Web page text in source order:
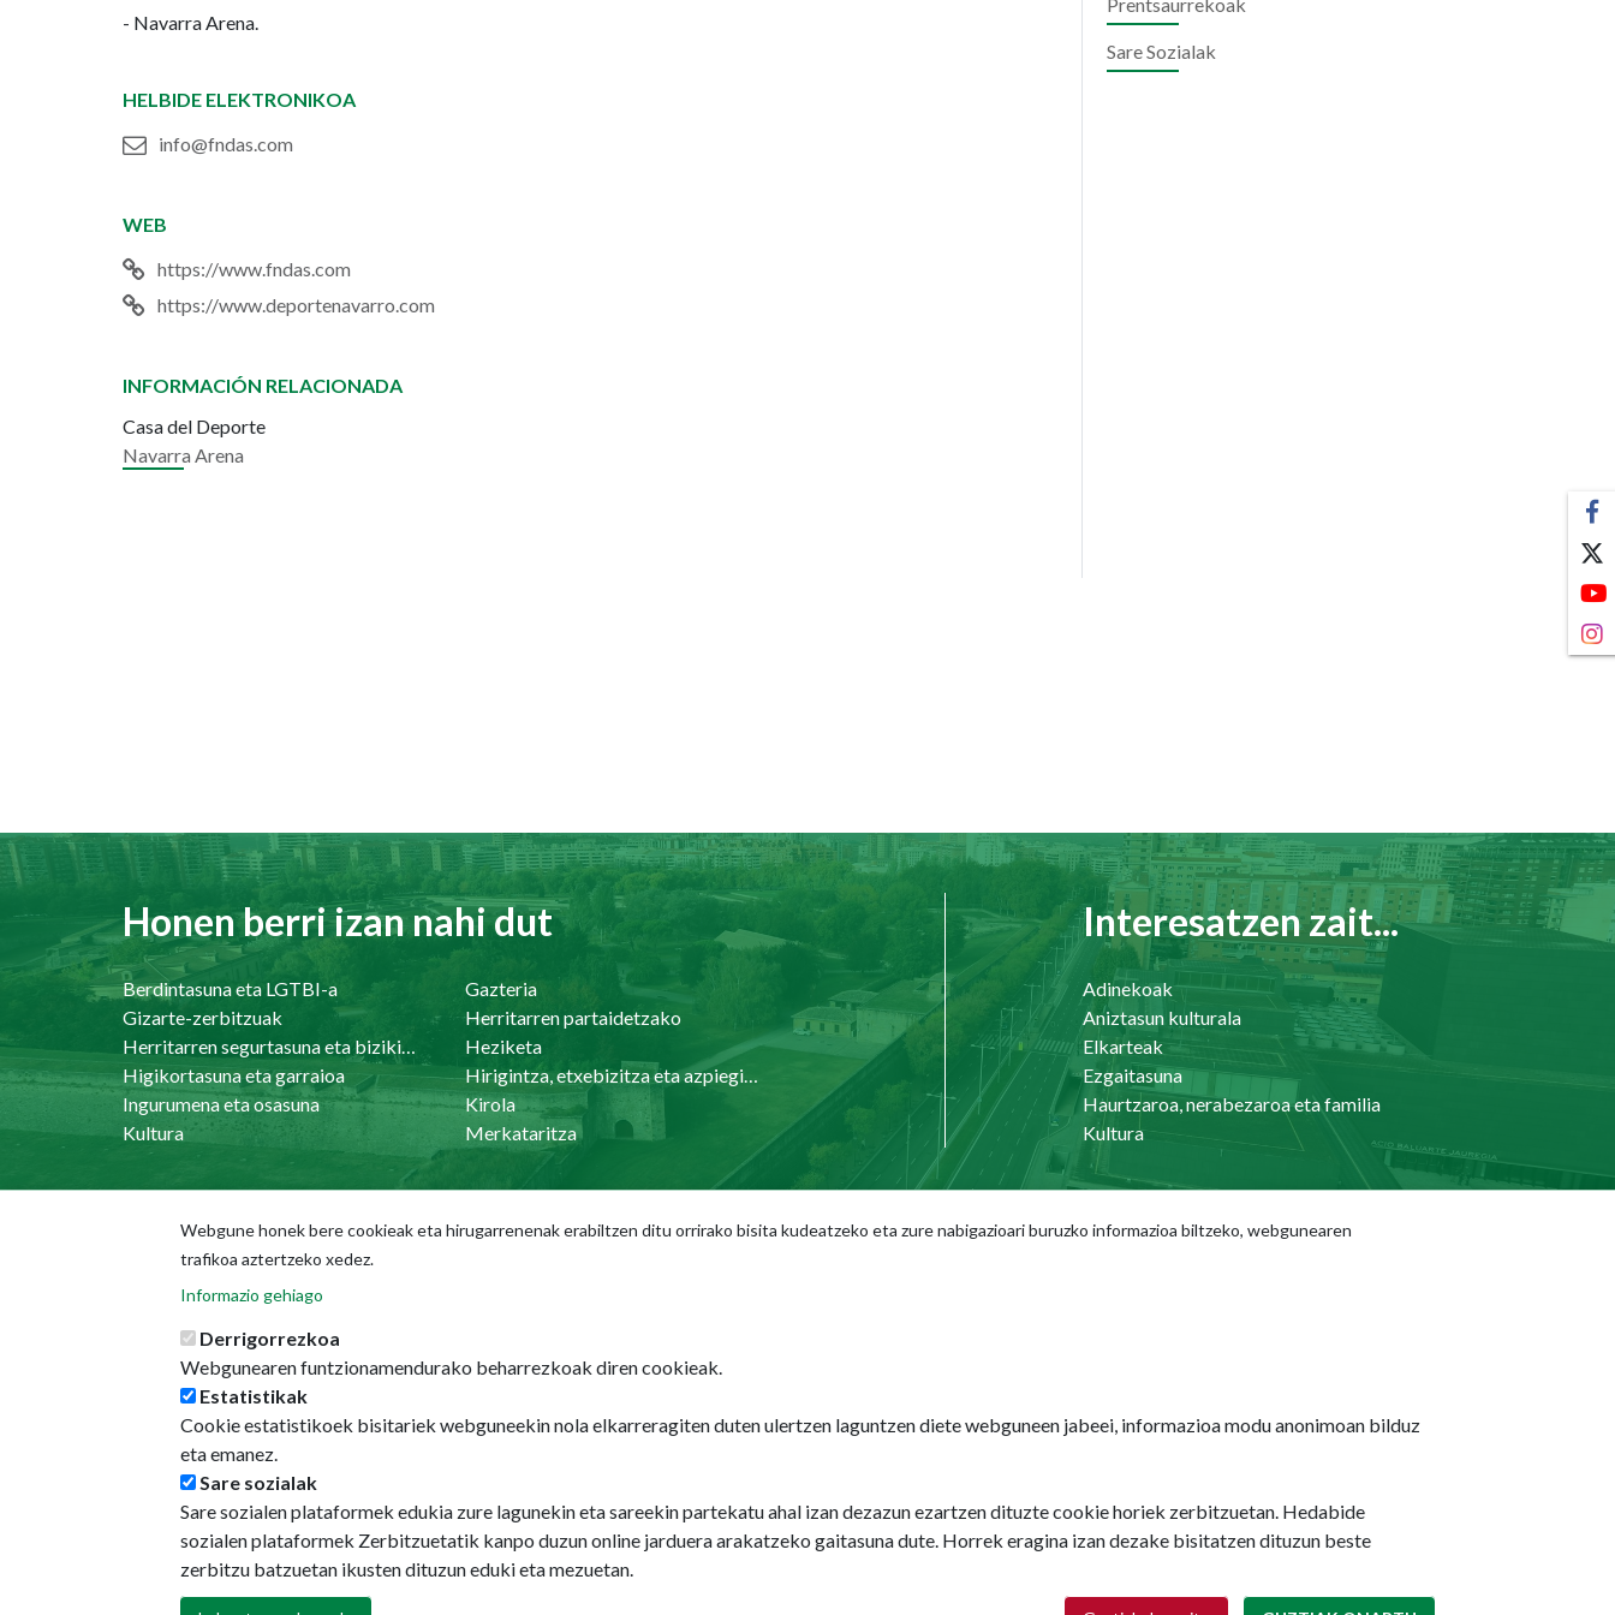
- Navarra Arena.
HELBIDE ELEKTRONIKOA
info@fndas.com
WEB
https://www.fndas.com
https://www.deportenavarro.com
INFORMACIÓN RELACIONADA
Casa del Deporte
Navarra Arena
Sare Sozialak
Honen berri izan nahi dut
Berdintasuna eta LGTBI-a
Gazteria
Gizarte-zerbitzuak
Herritarren partaidetzako
Heziketa
Higikortasuna eta garraioa
Ingurumena eta osasuna
Kirola
Kultura
Merkataritza
Interesatzen zait...
Adinekoak
Aniztasun kulturala
Elkarteak
Ezgaitasuna
Haurtzaroa, nerabezaroa eta familia
Kultura
Udal-memoriak
Aurrekontuak
Langilearen ataria
Intereseko helbideak
Webgune honek bere cookieak eta hirugarrenenak erabiltzen ditu orrirako bisita kudeatzeko eta zure nabigazioari buruzko informazioa biltzeko, webgunearen
trafikoa aztertzeko xedez.
Informazio gehiago
Derrigorrezkoa
Webgunearen funtzionamendurako beharrezkoak diren cookieak.
Estatistikak
Cookie estatistikoek bisitariek webguneekin nola elkarreragiten duten ulertzen laguntzen diete webguneen jabeei, informazioa modu anonimoan bilduz
eta emanez.
Sare sozialak
Sare sozialen plataformek edukia zure lagunekin eta sareekin partekatu ahal izan dezazun ezartzen dituzte cookie horiek zerbitzuetan. Hedabide
sozialen plataformek Zerbitzuetatik kanpo duzun online jarduera arakatzeko gaitasuna dute. Horrek eragina izan dezake bisitatzen dituzun beste
zerbitzu batzuetan ikusten dituzun eduki eta mezuetan.
Retirar consentimiento